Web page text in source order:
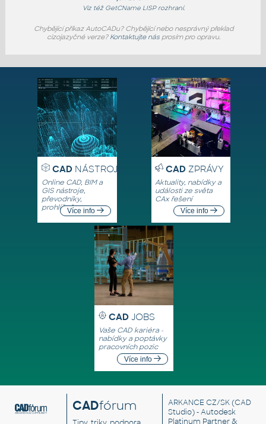
Viz též GetCNameLISP rozhraní.
Chybějící příkaz AutoCADu? Chybějící nebo nesprávný překlad
cizojazyčné verze? Kontaktujte násprosím pro opravu.
CADNÁSTROJE
Online CAD, BIM a
GIS nástroje,
převodníky,
prohlížečeVíce info
CADZPRÁVY
Aktuality, nabídky a
události ze světa
CAx řešení
Více info
CAD JOBS
Vaše CAD kariéra -
nabídky a poptávky
pracovních pozic
Více info
CADfórum ARKANCE CZ/SK(CAD
Studio) - Autodesk
Platinum Partner &